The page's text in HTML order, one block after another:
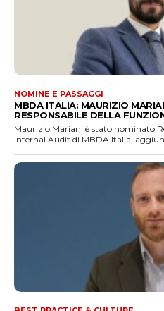
NOMINE E PASSAGGI
MBDA ITALIA: MAURIZIO
RESPONSABILE DELLA
Maurizio Mariani è stato nominato
Internal Audit di MBDA Italia,